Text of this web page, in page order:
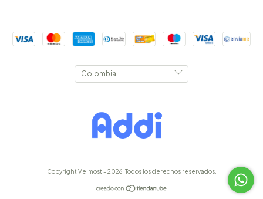
Copyright Velmost - 2026. Todos los derechos reservados.